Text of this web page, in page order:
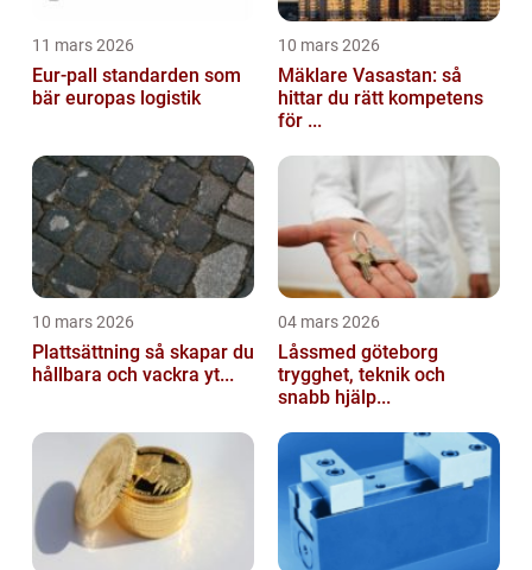
11 mars 2026
Eur-pall standarden som
bär europas logistik
10 mars 2026
Mäklare Vasastan: så
hittar du rätt kompetens
för ...
10 mars 2026
Plattsättning så skapar du
hållbara och vackra yt...
04 mars 2026
Låssmed göteborg
trygghet, teknik och
snabb hjälp...